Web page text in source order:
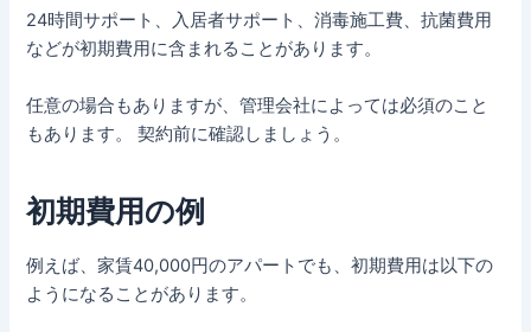
24時間サポート、入居者サポート、消毒施工費、抗菌費用
などが初期費用に含まれることがあります。
任意の場合もありますが、管理会社によっては必須のこと
もあります。 契約前に確認しましょう。
初期費用の例
例えば、家賃40,000円のアパートでも、初期費用は以下の
ようになることがあります。